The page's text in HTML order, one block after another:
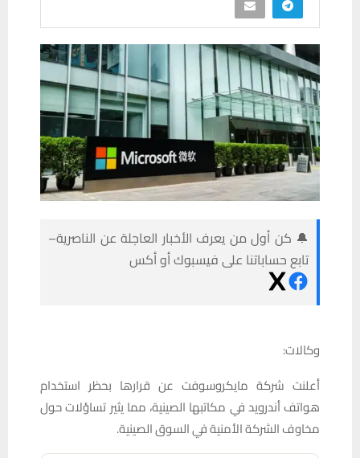
🔔 كن أول من يعرف الأخبار العاجلة عن الناصرية–
تابع حساباتنا على فيسبوك أو أكس
وكالات:
أعلنت شركة مايكروسوفت عن قرارها بحظر استخدام
هواتف أندرويد في مكاتبها الصينية، مما يثير تساؤلات حول
مخاوف الشركة الأمنية في السوق الصينية.